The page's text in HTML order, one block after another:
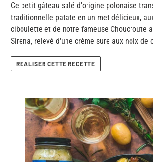
Ce petit gâteau salé d'origine polonaise
traditionnelle patate en un met délicieux,
ciboulette et de notre fameuse Choucroute
Sirena, relevé d'une crème sure aux noix de
RÉALISER CETTE RECETTE